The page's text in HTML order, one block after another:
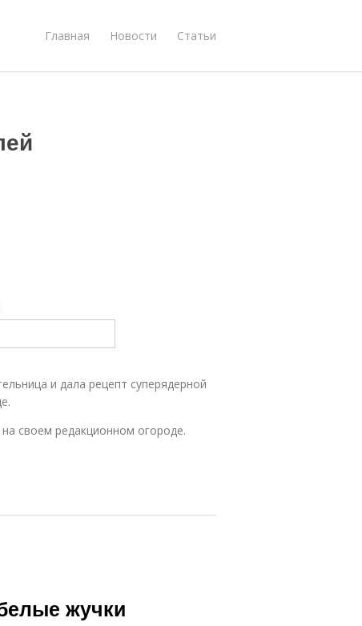
Главная Новости Статьи
и дала рецепт суперядерной
своем редакционном огороде.
жучки